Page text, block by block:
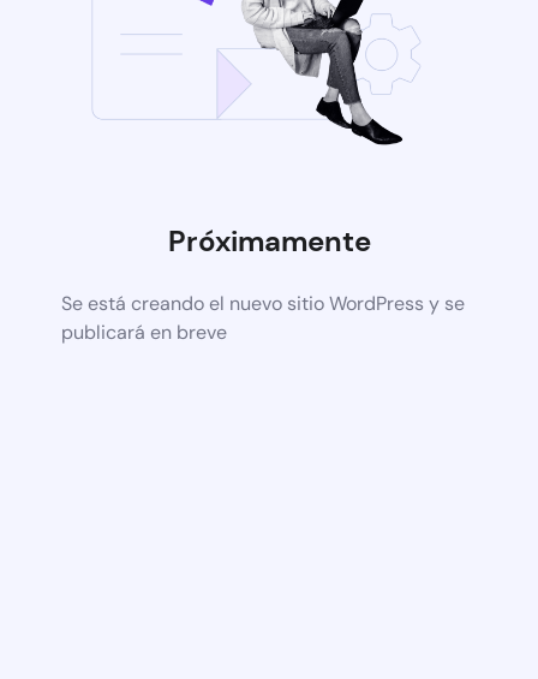
Próximamente
Se está creando el nuevo sitio WordPress y se
publicará en breve